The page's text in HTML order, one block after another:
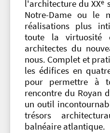
l'architecture du XXe
Notre-Dame ou le
réalisations plus
toute la virtuosité
architectes du
nous. Complet et
les édifices en
pour permettre à
rencontre du Royan
un outil
trésors
balnéaire atlantique.